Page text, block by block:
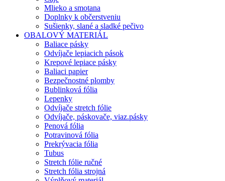
Mlieko a smotana
Doplnky k občerstveniu
Sušienky, slané a sladké pečivo
OBALOVÝ MATERIÁL
Baliace pásky
Odvíjače lepiacich pások
Krepové lepiace pásky
Baliaci papier
Bezpečnostné plomby
Bublinková fólia
Lepenky
Odvíjače stretch fólie
Odvíjače, páskovače, viaz.pásky
Penová fólia
Potravinová fólia
Prekrývacia fólia
Tubus
Stretch fólie ručné
Stretch fólia strojná